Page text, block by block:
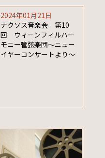
2024年01月21日
ナクソス音楽会 第10
回 ウィーンフィルハー
モニー管弦楽団～ニュー
イヤーコンサートより～